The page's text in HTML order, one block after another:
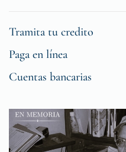
Tramita tu credito
Paga en línea
Cuentas bancarias